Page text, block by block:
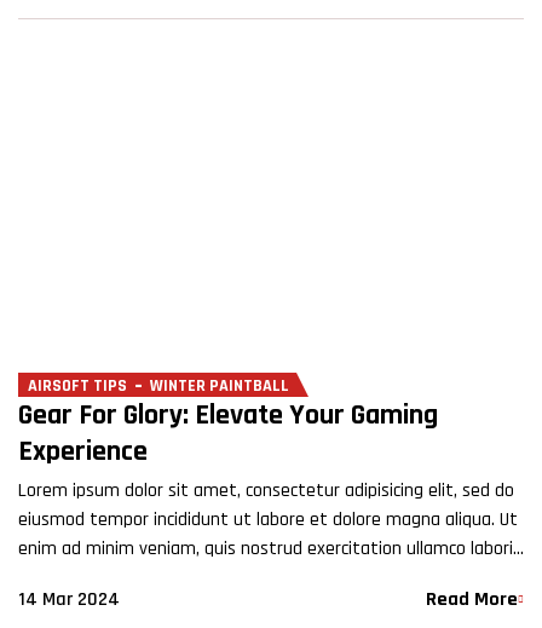
AIRSOFT TIPS WINTER PAINTBALL
Gear For Glory: Elevate Your Gaming
Experience
Lorem ipsum dolor sit amet, consectetur adipisicing elit, sed do
eiusmod tempor incididunt ut labore et dolore magna aliqua. Ut
enim ad minim veniam, quis nostrud exercitation ullamco laboris
14 Mar 2024
Read More